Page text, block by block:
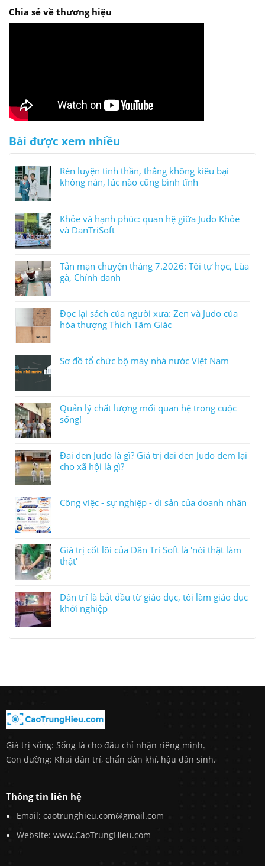
Chia sẻ về thương hiệu
Bài được xem nhiều
Rèn luyện tinh thần, thắng không kiêu bại
không nản, lúc nào cũng bình tĩnh
Khỏe và hạnh phúc: quan hệ giữa Judo Khỏe
và DanTriSoft
Tản mạn chuyện tháng 7.2026: Tôi tự học, Lùa
gà, Chính danh
Đọc lại sách của người xưa: Zen và Judo của
hòa thượng Thích Tâm Giác
Sơ đồ tổ chức bộ máy nhà nước Việt Nam
Quản lý chất lượng mối quan hệ trong cuộc
sống!
Đai đen Judo là gì? Giá trị đai đen Judo đem lại
cho xã hội là gì?
Công việc - sự nghiệp - di sản của doanh nhân
Giá trị cốt lõi của Dân Trí Soft là 'nói thật làm
thật'
Dân trí là bắt đầu từ giáo dục, tôi làm giáo dục
khởi nghiệp
Giá trị sống: Sống là cho đâu chỉ nhận riêng mình.
Con đường: Khai dân trí, chấn dân khí, hậu dân sinh.
Thông tin liên hệ
Email: caotrunghieu.com@gmail.com
Website: www.CaoTrungHieu.com